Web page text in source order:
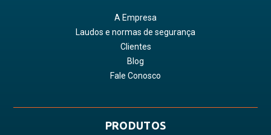
A Empresa
Laudos e normas de segurança
Clientes
Blog
Fale Conosco
PRODUTOS